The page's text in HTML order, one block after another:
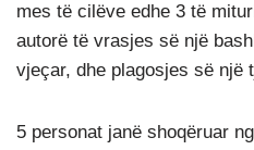
mes të cilëve edhe 3 të
autorë të vrasjes së një
vjeçar, dhe plagosjes së një
5 personat janë shoqëruar